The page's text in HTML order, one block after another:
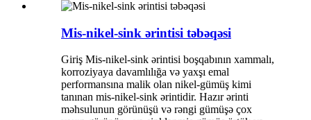
Mis-nikel-sink ərintisi təbəqəsi
Giriş Mis-nikel-sink ərintisi boşqabının xammalı,
korroziyaya davamlılığa və yaxşı emal
performansına malik olan nikel-gümüş kimi
tanınan mis-nikel-sink ərintidir. Hazır ərinti
məhsulunun görünüşü və rəngi gümüşə çox